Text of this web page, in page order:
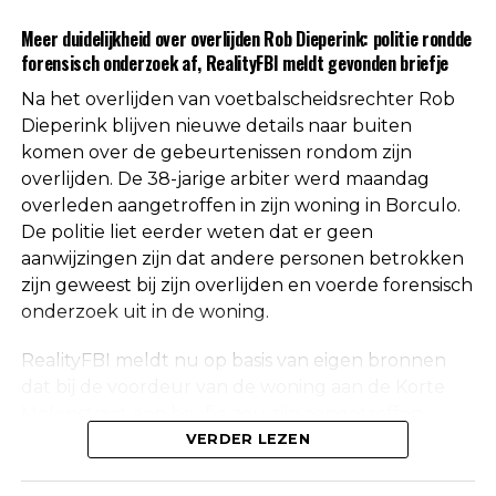
worden geen verdere mededelingen gedaan over
de doodsoorzaak.
Een vaste waarde in de Nederlandse
arbitrage
Met het overlijden van Rob Dieperink verliest het
Nederlandse voetbal een scheidsrechter die
jarenlang actief was op het hoogste niveau.
Dieperink begon al op jonge leeftijd met fluiten in
het amateurvoetbal en werkte zich stap voor stap
toegewezen, waarna uiteindelijk ook de Eredivisie
Meer duidelijkheid over overlijden Rob Dieperink: politie rondde
forensisch onderzoek af, RealityFBI meldt gevonden briefje
Na het overlijden van voetbalscheidsrechter Rob
Dieperink blijven nieuwe details naar buiten
komen over de gebeurtenissen rondom zijn
overlijden. De 38-jarige arbiter werd maandag
overleden aangetroffen in zijn woning in Borculo.
De politie liet eerder weten dat er geen
aanwijzingen zijn dat andere personen betrokken
zijn geweest bij zijn overlijden en voerde forensisch
onderzoek uit in de woning.
RealityFBI meldt nu op basis van eigen bronnen
waarop Dieperink een persoonlijke boodschap had
VERDER LEZEN